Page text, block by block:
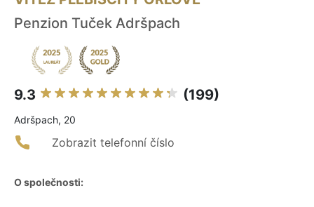
Penzion Tuček Adršpach
9.3 (199)
Adršpach, 20
Zobrazit telefonní číslo
O společnosti: